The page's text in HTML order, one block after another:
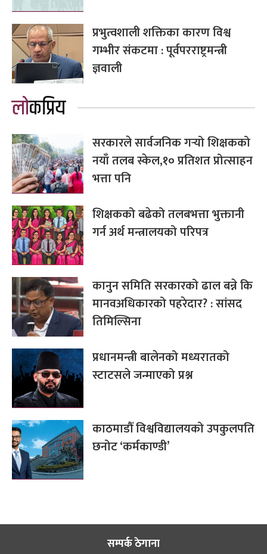
प्रभुत्वशाली शक्तिका कारण विश्व
गम्भीर संकटमा : पूर्वपरराष्ट्रमन्त्री
ज्ञवाली
लोकप्रिय
सरकारले सार्वजनिक गर्‍यो शिक्षकको
नयाँ तलब स्केल,१० प्रतिशत प्रोत्साहन
भत्ता पनि
शिक्षकको बढेको तलबभत्ता भुक्तानी
गर्न अर्थ मन्त्रालयको परिपत्र
कानुन समिति सरकारको ढाल बन्ने कि
मानवअधिकारको पहरेदार? : सांसद
तिमिल्सिना
प्रधानमन्त्री बालेनको मध्यरातको
स्टाटसले जन्माएको प्रश्न
काठमाडौँ विश्वविद्यालयको उपकुलपति
छनोट ‘कर्मकाण्डी’
सम्पर्क ठेगाना